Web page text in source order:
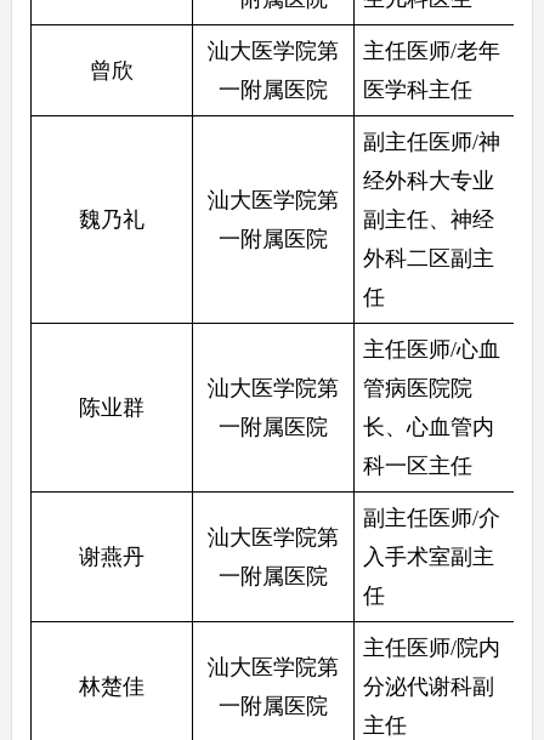
曾欣
汕大医学院第
一附属医院
主任医师/老年
医学科主任
魏乃礼
汕大医学院第
一附属医院
副主任医师/神
经外科大专业
副主任、神经
外科二区副主
任
陈业群
汕大医学院第
一附属医院
主任医师/心血
管病医院院
长、心血管内
科一区主任
谢燕丹
汕大医学院第
一附属医院
副主任医师/介
入手术室副主
任
林楚佳
汕大医学院第
一附属医院
主任医师/院内
分泌代谢科副
主任